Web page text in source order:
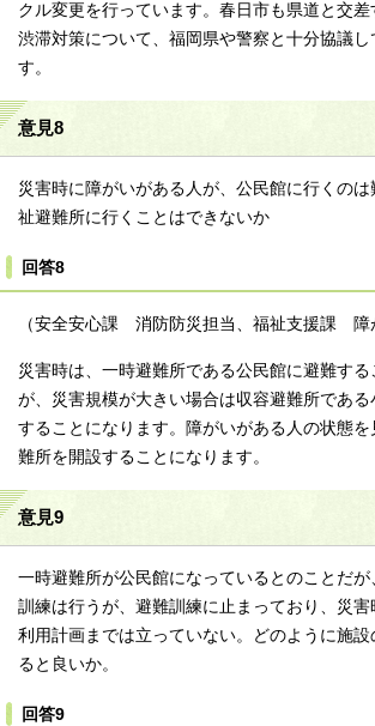
クル変更を行っています。春日市も県道と交差
渋滞対策について、福岡県や警察と十分協議し
す。
意見8
災害時に障がいがある人が、公民館に行くの
祉避難所に行くことはできないか
回答8
（安全安心課 消防防災担当、福祉支援課 障
災害時は、一時避難所である公民館に避難する
が、災害規模が大きい場合は収容避難所であ
することになります。障がいがある人の状態
難所を開設することになります。
意見9
一時避難所が公民館になっているとのことだが
訓練は行うが、避難訓練に止まっており、災
利用計画までは立っていない。どのように施
ると良いか。
回答9